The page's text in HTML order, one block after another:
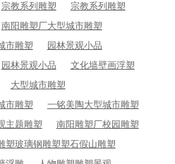
宗教系列雕塑
宗教系列雕塑
南阳雕塑厂大型城市雕塑
市雕塑
园林景观小品
园林景观小品
文化墙壁画浮塑
大型城市雕塑
市雕塑
一铭美陶大型城市雕塑
主题雕塑
南阳雕塑厂校园雕塑
塑玻璃钢雕塑塑石假山雕塑